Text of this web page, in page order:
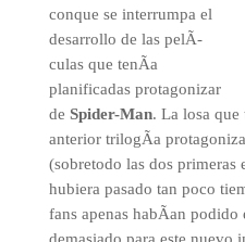
conque se interrumpa el
desarrollo de las pelÃ­
culas que tenÃ­a
planificadas protagonizar
de Spider-Man. La losa que
anterior trilogÃ­a
(sobretodo las dos primeras
hubiera pasado tan poco
fans apenas habÃ­an podido